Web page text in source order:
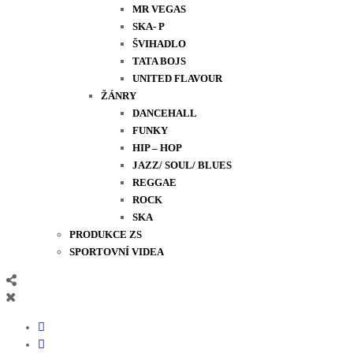
MR VEGAS
SKA- P
ŠVIHADLO
TATA BOJS
UNITED FLAVOUR
ŽÁNRY
DANCEHALL
FUNKY
HIP – HOP
JAZZ/ SOUL/ BLUES
REGGAE
ROCK
SKA
PRODUKCE ZS
SPORTOVNÍ VIDEA